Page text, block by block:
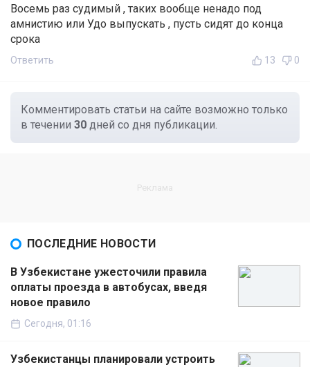
Восемь раз судимый , таких вообще ненадо под
амнистию или Удо выпускать , пусть сидят до конца
срока
Ответить 13 0
Комментировать статьи на сайте возможно только
в течении 30 дней со дня публикации.
ПОСЛЕДНИЕ НОВОСТИ
В Узбекистане ужесточили правила
оплаты проезда в автобусах, введя
новое правило
Сегодня, 01:16
Узбекистанцы планировали устроить